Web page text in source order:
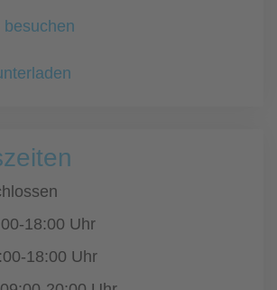
18:00 Uhr
18:00 Uhr